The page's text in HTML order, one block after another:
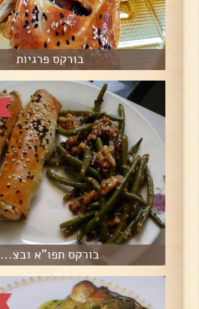
בורקס פרגיות
בורקס תפו"א ובצ...